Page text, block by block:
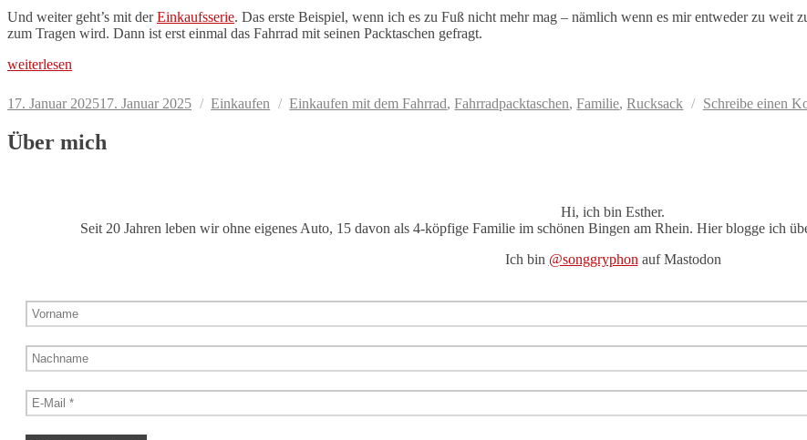
Und weiter geht’s mit derEinkaufsserie. Das erste Beispiel, wenn ich es zu Fuß nicht mehr mag – nämlich wenn es mir entweder zu weit
zum Tragen wird. Dann ist erst einmal das Fahrrad mit seinen Packtaschen gefragt.
„Größere
I:
Fahrrad
mit
Packtaschen“
weiterlesen
Veröffentlicht
17. Januar 202517. Januar 2025 Kategorien
Einkaufen Schlagwörter
Einkaufen mit dem Fahrrad,Fahrradpacktaschen,Familie,Rucksack Schreibe einen
Über mich
Hi, ich bin Esther.
Seit 20 Jahren leben wir ohne eigenes Auto, 15 davon als 4-köpfige Familie im schönen Bingen am Rhein. Hier blogge ich
Ich bin @songgryphon auf Mastodon